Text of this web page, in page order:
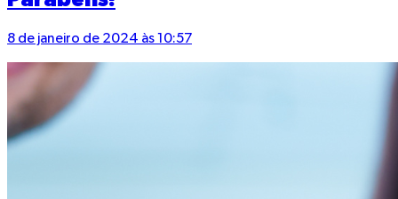
8 de janeiro de 2024 às 10:57